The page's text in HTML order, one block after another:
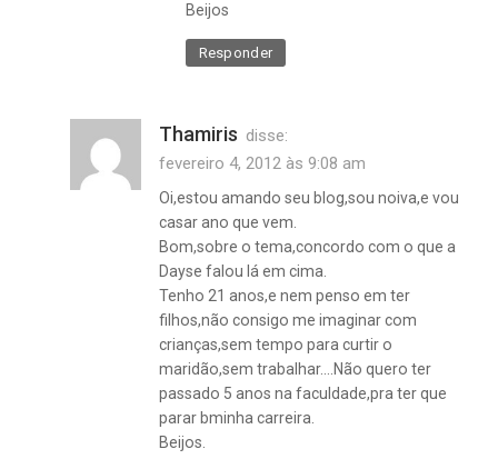
Beijos
Responder
Thamiris disse:
fevereiro 4, 2012 às 9:08 am
Oi,estou amando seu blog,sou noiva,e vou
casar ano que vem.
Bom,sobre o tema,concordo com o que a
Dayse falou lá em cima.
Tenho 21 anos,e nem penso em ter
filhos,não consigo me imaginar com
crianças,sem tempo para curtir o
maridão,sem trabalhar….Não quero ter
passado 5 anos na faculdade,pra ter que
parar bminha carreira.
Beijos.